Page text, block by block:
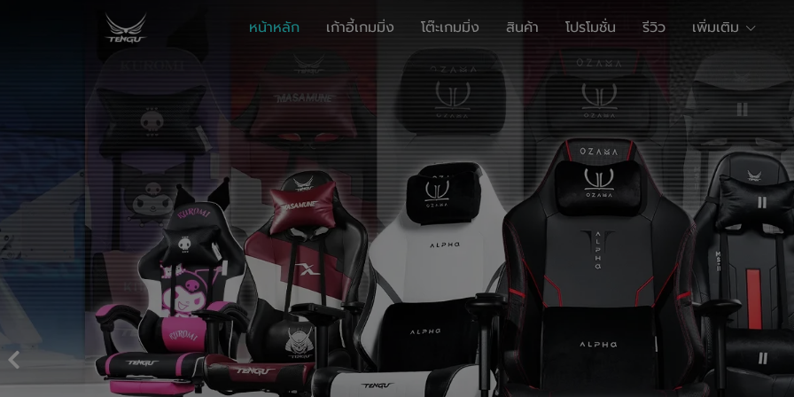
หน้าหลัก เก้าอี้เกมมิ่ง โต๊ะเกมมิ่ง สินค้า โปรโมชั่น รีวิว เพิ่มเติม